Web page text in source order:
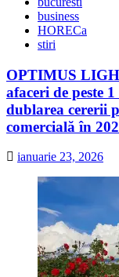
business
HORECa
stiri
OPTIMUS
afaceri de peste
dublarea cererii
comercială în
ianuarie 23, 2026